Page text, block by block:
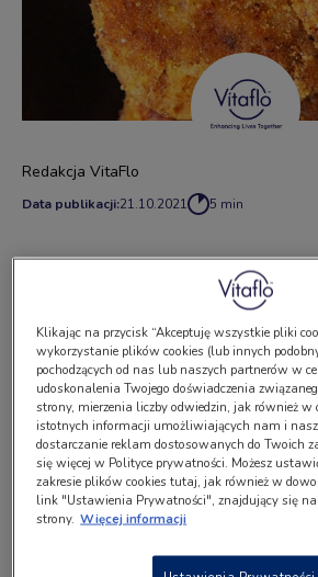
Data publikacji:21.10.2021 5 min
Redakcja VitaFlo
1 szklanka puree z dyni,
2 łyżeczki zamiennika jajka,
szczypta gałki muszkatołowej,
1 łyżka drobno posiekanej natki
bułka tarta niskobiałkowa PKU - do
Klikając na przycisk “Akceptuję wszystkie pliki
wykorzystanie plików cookies (lub innych
pochodzących od nas lub naszych partnerów w
udoskonalenia Twojego doświadczenia
strony, mierzenia liczby odwiedzin, jak również w
istotnych informacji umożliwiających nam i
dostarczanie reklam dostosowanych do Twoich
się więcej w Polityce prywatności. Możesz
zakresie plików cookies tutaj, jak również w
link "Ustawienia Prywatności", znajdujący się na
strony. Więcej informacji